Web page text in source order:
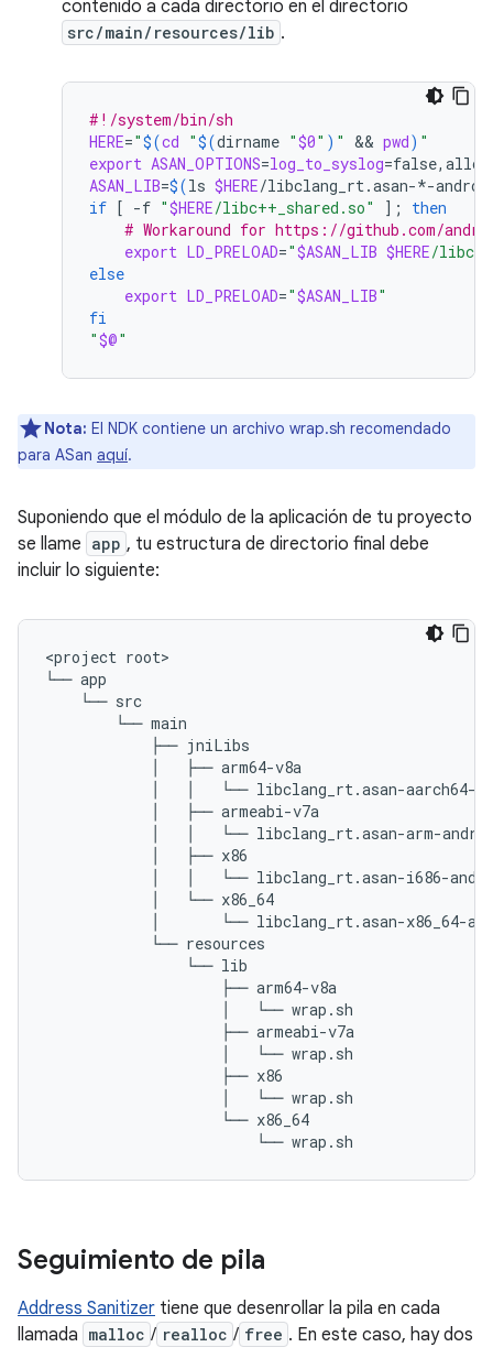
contenido a cada directorio en el directorio
src/main/resources/lib .
#!/system/bin/sh
HERE="$(cd "$(dirname "$0" ) " && pwd) "
export ASAN_OPTIONS=log_to_syslog=
ASAN_LIB=$(ls $HERE/libclang_rt.asan-*-
if [ -f "$HERE/libc++_shared.so" ] ;
then
# Workaround for https://github.com/
export LD_PRELOAD="$ASAN_LIB $HERE/
else
export LD_PRELOAD="$ASAN_LIB"
fi
"$@"
Nota: El NDK contiene un archivo wrap.sh recomendado
para ASan aquí.
Suponiendo que el módulo de la aplicación de tu proyecto
se llame app , tu estructura de directorio final debe
incluir lo siguiente:
<project root>
└── app
    └── src
        └── main
            ├── jniLibs
            │   ├── arm64-v8a
│   │   └── libclang_rt.asan-aarch64-
            │   ├── armeabi-v7a
│   │   └── libclang_rt.asan-arm-
            │   ├── x86
│   │   └── libclang_rt.asan-i686-
            │   └── x86_64
│       └── libclang_rt.asan-x86_64-
            └── resources
                └── lib
                    ├── arm64-v8a
                    │   └── wrap.sh
                    ├── armeabi-v7a
                    │   └── wrap.sh
                    ├── x86
                    │   └── wrap.sh
                    └── x86_64
Seguimiento de pila
Address Sanitizer tiene que desenrollar la pila en cada
llamada malloc / realloc / free . En este caso, hay dos